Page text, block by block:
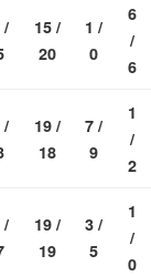
/
15 /
20
1 /
0
6
/
6
/
19 /
18
7 /
9
1
/
2
/
19 /
19
3 /
5
1
/
0